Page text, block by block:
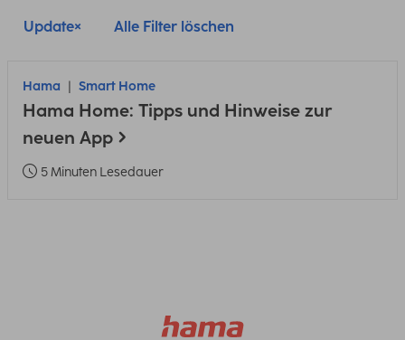
Update Alle Filter löschen
Hama Smart Home
Hama Home: Tipps und Hinweise zur
neuen App
5 Minuten Lesedauer